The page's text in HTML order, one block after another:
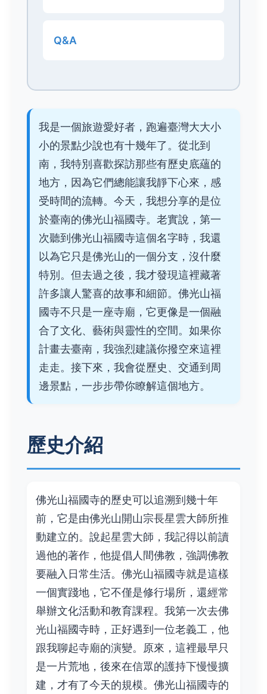
Q&A
我是一個旅遊愛好者，跑遍臺灣大大小
小的景點少說也有十幾年了。從北到
南，我特別喜歡探訪那些有歷史底蘊的
地方，因為它們總能讓我靜下心來，感
受時間的流轉。今天，我想分享的是位
於臺南的佛光山福國寺。老實說，第一
次聽到佛光山福國寺這個名字時，我還
以為它只是佛光山的一個分支，沒什麼
特別。但去過之後，我才發現這裡藏著
許多讓人驚喜的故事和細節。佛光山福
國寺不只是一座寺廟，它更像是一個融
合了文化、藝術與靈性的空間。如果你
計畫去臺南，我強烈建議你撥空來這裡
走走。接下來，我會從歷史、交通到周
邊景點，一步步帶你瞭解這個地方。
歷史介紹
佛光山福國寺的歷史可以追溯到幾十年
前，它是由佛光山開山宗長星雲大師所推
動建立的。說起星雲大師，我記得以前讀
過他的著作，他提倡人間佛教，強調佛教
要融入日常生活。佛光山福國寺就是這樣
一個實踐地，它不僅是修行場所，還經常
舉辦文化活動和教育課程。我第一次去佛
光山福國寺時，正好遇到一位老義工，他
跟我聊起寺廟的演變。原來，這裡最早只
是一片荒地，後來在信眾的護持下慢慢擴
建，才有了今天的規模。佛光山福國寺的